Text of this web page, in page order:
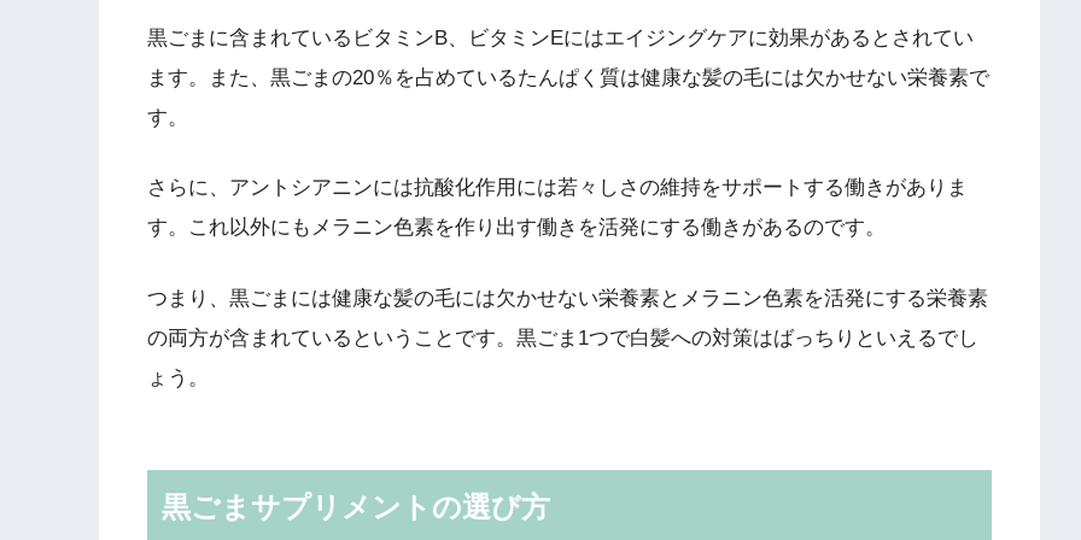
黒ごまに含まれているビタミンB、ビタミンEにはエイジングケアに効果があるとされてい
ます。また、黒ごまの20％を占めているたんぱく質は健康な髪の毛には欠かせない栄養素で
す。
さらに、アントシアニンには抗酸化作用には若々しさの維持をサポートする働きがありま
す。これ以外にもメラニン色素を作り出す働きを活発にする働きがあるのです。
つまり、黒ごまには健康な髪の毛には欠かせない栄養素とメラニン色素を活発にする栄養素
の両方が含まれているということです。黒ごま1つで白髪への対策はばっちりといえるでし
ょう。
黒ごまサプリメントの選び方